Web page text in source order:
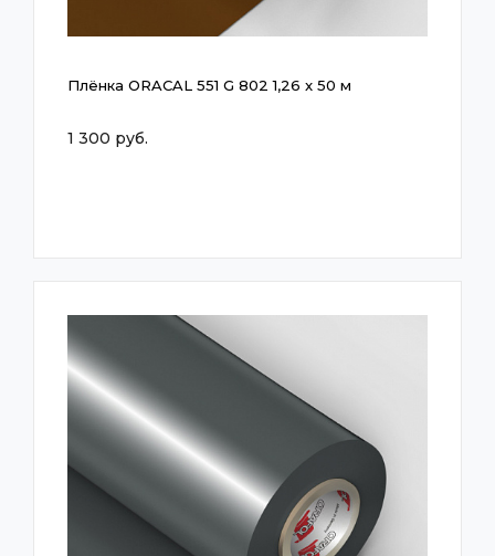
Плёнка ORACAL 551 G 802 1,26 x 50 м
1 300 руб.